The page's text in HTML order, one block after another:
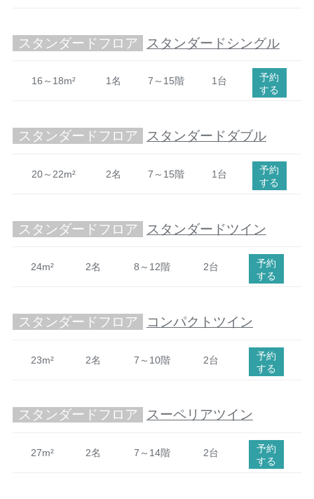
スタンダードフロア スタンダードシングル
16～18m² 1名 7～15階 1台
予約
する
スタンダードフロア スタンダードダブル
20～22m² 2名 7～15階 1台
予約
する
スタンダードフロア スタンダードツイン
24m² 2名 8～12階 2台
予約
する
スタンダードフロア コンパクトツイン
23m² 2名 7～10階 2台
予約
する
スタンダードフロア スーペリアツイン
27m² 2名 7～14階 2台
予約
する